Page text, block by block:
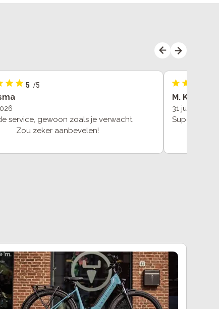
5 /5
service, gewoon zoals je verwacht.
Zou zeker aanbevelen!
M. K
31 juli 2026
Super